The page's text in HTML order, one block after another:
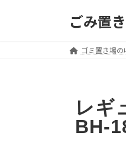
ごみ置
ゴミ置き場
レギ
BH-